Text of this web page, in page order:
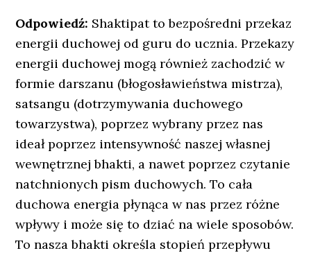
Odpowiedź: Shaktipat to bezpośredni przekaz
energii duchowej od guru do ucznia. Przekazy
energii duchowej mogą również zachodzić w
formie darszanu (błogosławieństwa mistrza),
satsangu (dotrzymywania duchowego
towarzystwa), poprzez wybrany przez nas
ideał poprzez intensywność naszej własnej
wewnętrznej bhakti, a nawet poprzez czytanie
natchnionych pism duchowych. To cała
duchowa energia płynąca w nas przez różne
wpływy i może się to dziać na wiele sposobów.
To nasza bhakti określa stopień przepływu